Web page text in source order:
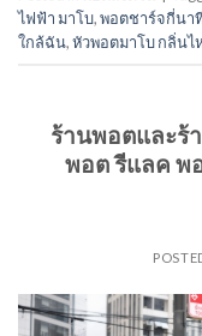
ไฟฟ้า มาโบ,พอตชาร์จกี่นา
ใกล้ฉัน,หัวพอตมาโบ กลิ่นไ
ร้านพอตและร้
พอต รีแลค พ